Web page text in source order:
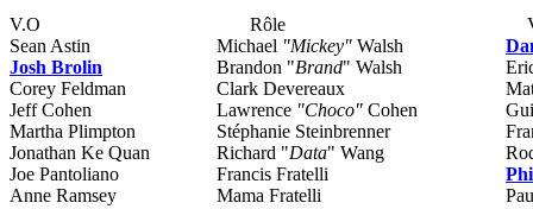
V.O Rôle
Sean Astin
Michael "Mickey" Walsh
Josh Brolin
Brandon "Brand" Walsh
Corey Feldman
Clark Devereaux
Jeff Cohen
Lawrence "Choco" Cohen
Martha Plimpton
Stéphanie Steinbrenner
Jonathan Ke Quan
Richard "Data" Wang
Joe Pantoliano
Francis Fratelli
Anne Ramsey
Mama Fratelli